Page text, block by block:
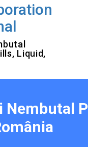
Liquid,
Nembutal